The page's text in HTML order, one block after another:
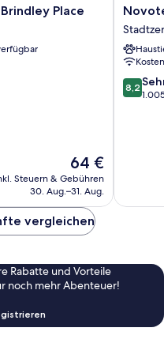
Place
Der
Preis
beträgt
64 €
Steuern & Gebühren
30. Aug.–31. Aug.
Novotel
Centre
von
8.2
von
8,2
vergleichen
Rabatte und Vorteile
noch mehr Abenteuer!